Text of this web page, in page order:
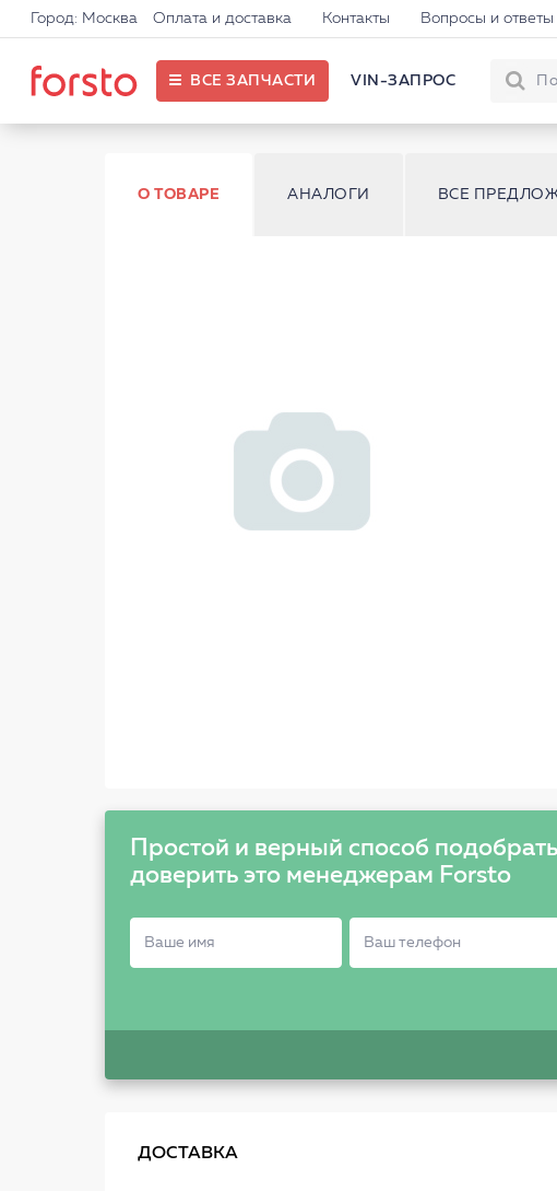
Город: Москва Оплата и доставка Контакты Вопросы и ответы
ВСЕ ЗАПЧАСТИ VIN-ЗАПРОС
О ТОВАРЕ АНАЛОГИ ВСЕ
Простой и верный способ
доверить это менеджерам Forsto
ДОСТАВКА